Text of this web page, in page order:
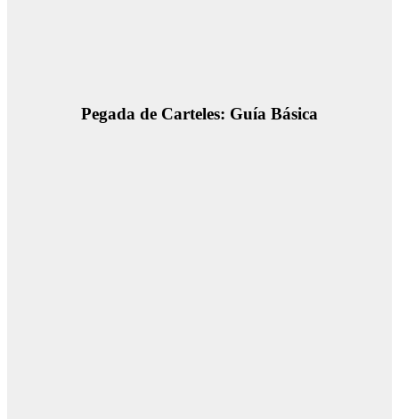
Pegada de Carteles: Guía Básica